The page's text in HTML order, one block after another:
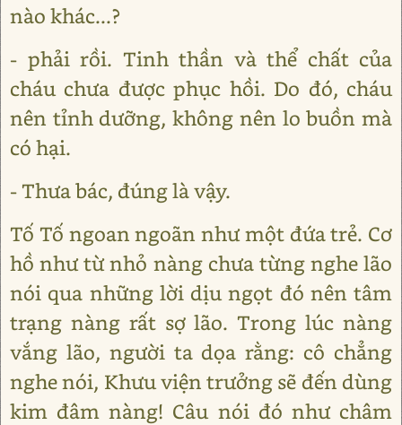
nào khác...?
- phải rồi. Tinh thần và thể chất của
cháu chưa được phục hồi. Do đó, cháu
nên tỉnh dưỡng, không nên lo buồn mà
có hại.
- Thưa bác, đúng là vậy.
Tố Tố ngoan ngoãn như một đứa trẻ. Cơ
hồ như từ nhỏ nàng chưa từng nghe lão
nói qua những lời dịu ngọt đó nên tâm
trạng nàng rất sợ lão. Trong lúc nàng
vắng lão, người ta dọa rằng: cô chẳng
nghe nói, Khưu viện trưởng sẽ đến dùng
kim đâm nàng! Câu nói đó như châm